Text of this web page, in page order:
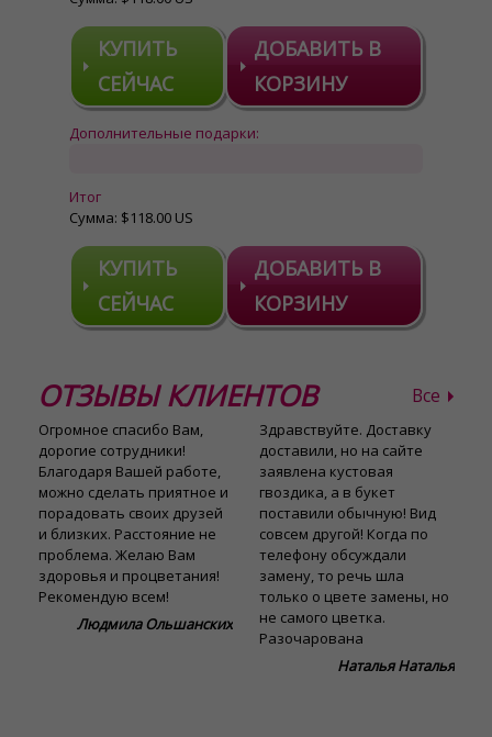
КУПИТЬ
СЕЙЧАС
ДОБАВИТЬ В
КОРЗИНУ
Дополнительные подарки:
Итог
Сумма: $118.00 US
КУПИТЬ
СЕЙЧАС
ДОБАВИТЬ В
КОРЗИНУ
ОТЗЫВЫ КЛИЕНТОВ Все
Огромное спасибо Вам,
дорогие сотрудники!
Благодаря Вашей работе,
можно сделать приятное и
порадовать своих друзей
и близких. Расстояние не
проблема. Желаю Вам
здоровья и процветания!
Рекомендую всем!
Людмила Ольшанских
Здравствуйте. Доставку
доставили, но на сайте
заявлена кустовая
гвоздика, а в букет
поставили обычную! Вид
совсем другой! Когда по
телефону обсуждали
замену, то речь шла
только о цвете замены, но
не самого цветка.
Разочарована
Наталья Наталья